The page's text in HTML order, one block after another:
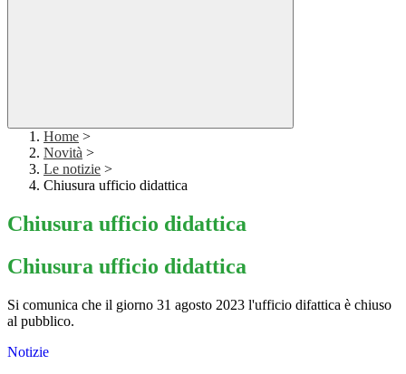
Home >
Novità >
Le notizie >
Chiusura ufficio didattica
Chiusura ufficio didattica
Chiusura ufficio didattica
Si comunica che il giorno 31 agosto 2023 l'ufficio difattica è chiuso
al pubblico.
Notizie